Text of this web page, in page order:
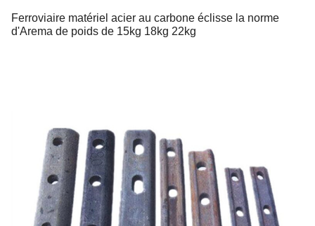
Ferroviaire matériel acier au carbone éclisse la norme
d'Arema de poids de 15kg 18kg 22kg